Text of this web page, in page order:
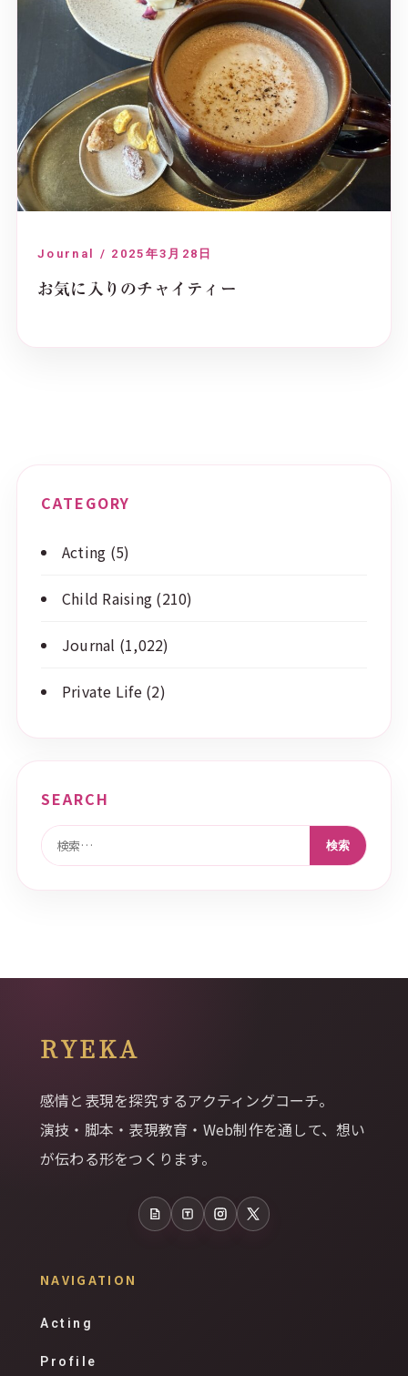
Journal / 2025年3月28日
お気に入りのチャイティー
CATEGORY
Acting (5)
Child Raising (210)
Journal (1,022)
Private Life(2)
SEARCH
検索:
RYEKA
感情と表現を探究するアクティングコーチ。
演技・脚本・表現教育・Web制作を通して、想い
が伝わる形をつくります。
note TalesInstagram
X
NAVIGATION
Acting
Profile